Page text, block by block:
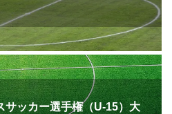
サッカー選手権（U-15）大